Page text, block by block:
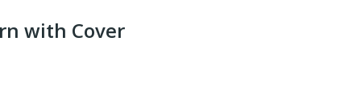
with Cover